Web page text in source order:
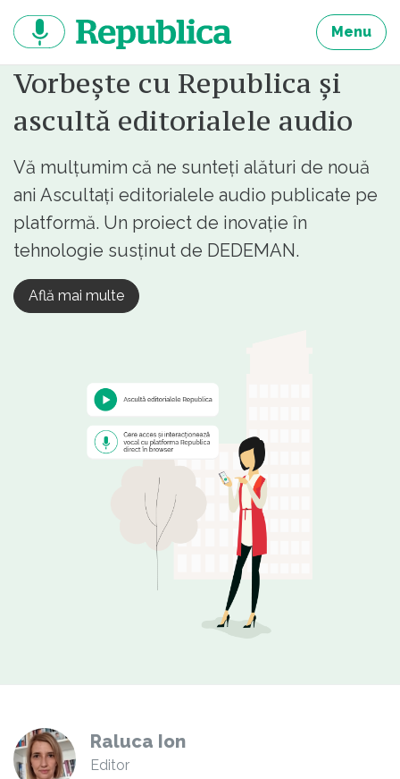
continut
Menu
Vorbește cu Republica și
ascultă editorialele audio
Vă mulțumim că ne sunteți alături de nouă
ani Ascultați editorialele audio publicate pe
platformă. Un proiect de inovație în
tehnologie susținut de DEDEMAN.
Află mai multe
Raluca Ion
Editor